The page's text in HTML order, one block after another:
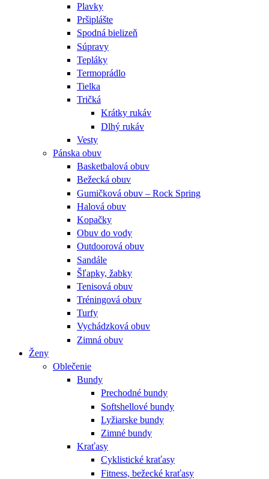
Plavky
Pršiplášte
Spodná bielizeň
Súpravy
Tepláky
Termoprádlo
Tielka
Tričká
Krátky rukáv
Dlhý rukáv
Vesty
Pánska obuv
Basketbalová obuv
Bežecká obuv
Gumičková obuv – Rock Spring
Halová obuv
Kopačky
Obuv do vody
Outdoorová obuv
Sandále
Šľapky, žabky
Tenisová obuv
Tréningová obuv
Turfy
Vychádzková obuv
Zimná obuv
Ženy
Oblečenie
Bundy
Prechodné bundy
Softshellové bundy
Lyžiarske bundy
Zimné bundy
Kraťasy
Cyklistické kraťasy
Fitness, bežecké kraťasy